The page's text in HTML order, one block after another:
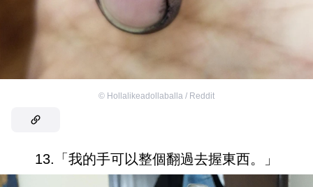
© Hollalikeadollaballa / Reddit
13.「我的手可以整個翻過去握東西。」